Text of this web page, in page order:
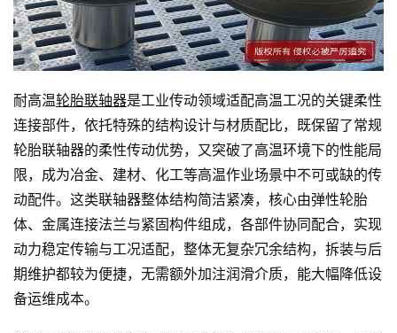
耐高温轮胎联轴器是工业传动领域适配高温工况的关键柔性
连接部件，依托特殊的结构设计与材质配比，既保留了常规
轮胎联轴器的柔性传动优势，又突破了高温环境下的性能局
限，成为冶金、建材、化工等高温作业场景中不可或缺的传
动配件。这类联轴器整体结构简洁紧凑，核心由弹性轮胎
体、金属连接法兰与紧固构件组成，各部件协同配合，实现
动力稳定传输与工况适配，整体无复杂冗余结构，拆装与后
期维护都较为便捷，无需额外加注润滑介质，能大幅降低设
备运维成本。